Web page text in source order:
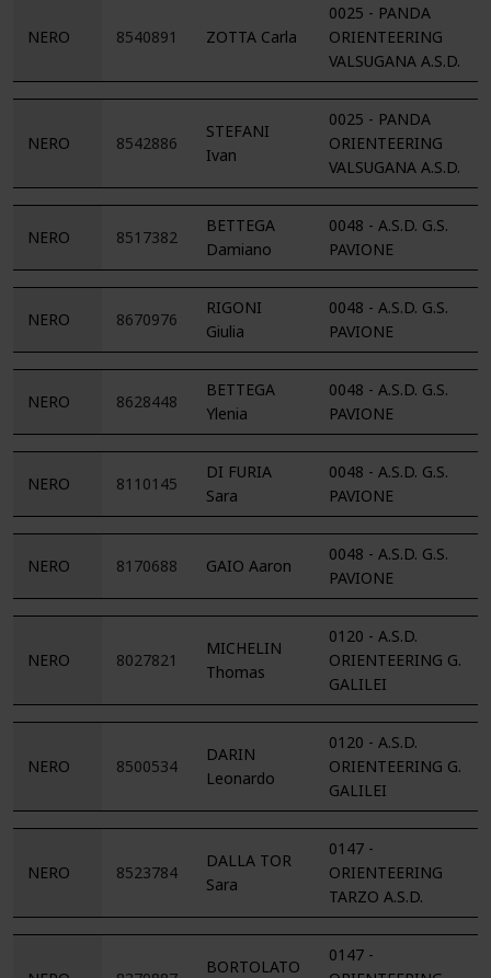
NERO 8540891 ZOTTA Carla
0025 - PANDA
ORIENTEERING
VALSUGANA A.S.D.
NERO 8542886
STEFANI
Ivan
0025 - PANDA
ORIENTEERING
VALSUGANA A.S.D.
NERO 8517382
BETTEGA
Damiano
0048 - A.S.D. G.S.
PAVIONE
NERO 8670976
RIGONI
Giulia
0048 - A.S.D. G.S.
PAVIONE
NERO 8628448
BETTEGA
Ylenia
0048 - A.S.D. G.S.
PAVIONE
NERO 8110145
DI FURIA
Sara
0048 - A.S.D. G.S.
PAVIONE
NERO 8170688 GAIO Aaron
0048 - A.S.D. G.S.
PAVIONE
NERO 8027821
MICHELIN
Thomas
0120 - A.S.D.
ORIENTEERING G.
GALILEI
NERO 8500534
DARIN
Leonardo
0120 - A.S.D.
ORIENTEERING G.
GALILEI
NERO 8523784
DALLA TOR
Sara
0147 -
ORIENTEERING
TARZO A.S.D.
BORTOLATO
0147 -